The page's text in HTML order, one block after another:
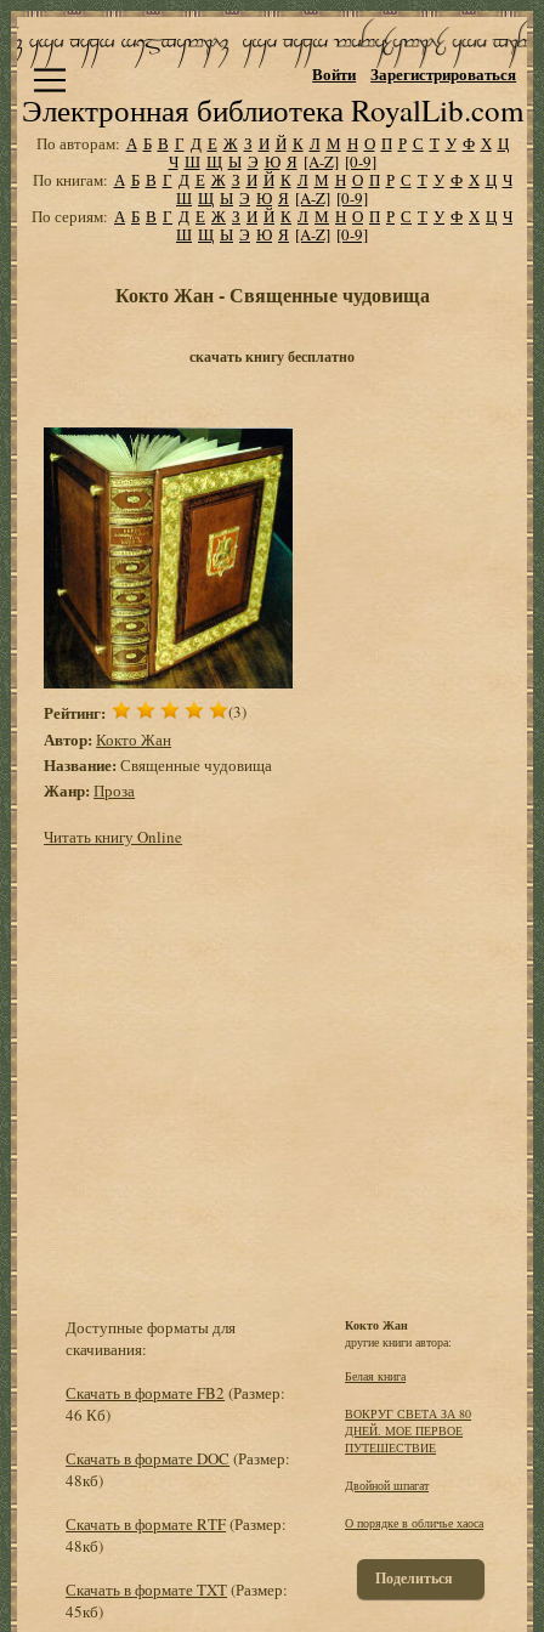
Электронная библиотека RoyalLib.com
Войти Зарегистрироваться
По авторам: А Б В Г Д Е Ж З И Й К Л М Н О П Р С Т У Ф Х Ц
Ч Ш Щ Ы Э Ю Я [A-Z] [0-9]
По книгам: А Б В Г Д Е Ж З И Й К Л М Н О П Р С Т У Ф Х Ц Ч
Ш Щ Ы Э Ю Я [A-Z] [0-9]
По сериям: А Б В Г Д Е Ж З И Й К Л М Н О П Р С Т У Ф Х Ц Ч
Ш Щ Ы Э Ю Я [A-Z] [0-9]
Кокто Жан - Священные чудовища
скачать книгу бесплатно
Рейтинг: (3)
Автор: Кокто Жан
Название: Священные чудовища
Жанр: Проза
Читать книгу Online
Доступные форматы для
скачивания:
Скачать в формате FB2 (Размер:
46 Кб)
Скачать в формате DOC (Размер:
48кб)
Скачать в формате RTF(Размер:
48кб)
Скачать в формате TXT(Размер:
45кб)
Кокто Жан
другие книги автора:
Белая книга
ВОКРУГ СВЕТА ЗА 80
ДНЕЙ. МОЕ ПЕРВОЕ
ПУТЕШЕСТВИЕ
Двойной шпагат
О порядке в обличье хаоса
Поделиться